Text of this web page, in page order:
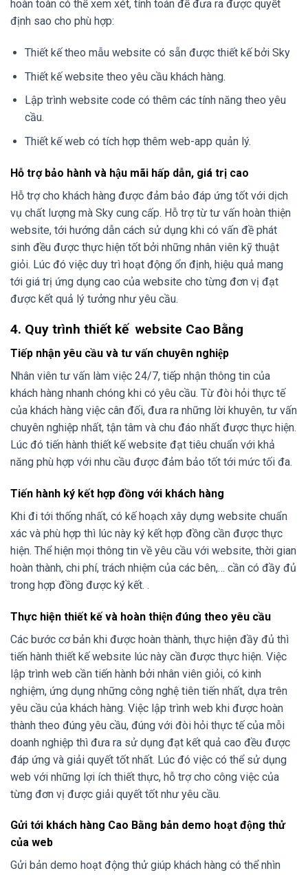
hoàn toàn có thể xem xét, tính toán để đưa ra được quyết
định sao cho phù hợp:
Thiết kế theo mẫu website có sẵn được thiết kế bởi Sky
Thiết kế website theo yêu cầu khách hàng.
Lập trình website code có thêm các tính năng theo yêu
cầu.
Thiết kế web có tích hợp thêm web-app quản lý.
Hỗ trợ bảo hành và hậu mãi hấp dẫn, giá trị cao
Hỗ trợ cho khách hàng được đảm bảo đáp ứng tốt với dịch
vụ chất lượng mà Sky cung cấp. Hỗ trợ từ tư vấn hoàn thiện
website, tới hướng dẫn cách sử dụng khi có vấn đề phát
sinh đều được thực hiện tốt bởi những nhân viên kỹ thuật
giỏi. Lúc đó việc duy trì hoạt động ổn định, hiệu quả mang
tới giá trị ứng dụng cao của website cho từng đơn vị đạt
được kết quả lý tưởng như yêu cầu.
4. Quy trình thiết kế website Cao Bằng
Tiếp nhận yêu cầu và tư vấn chuyên nghiệp
Nhân viên tư vấn làm việc 24/7, tiếp nhận thông tin của
khách hàng nhanh chóng khi có yêu cầu. Từ đòi hỏi thực tế
của khách hàng việc cân đối, đưa ra những lời khuyên, tư vấn
chuyên nghiệp nhất, tận tâm và chu đáo nhất được thực hiện.
Lúc đó tiến hành thiết kế website đạt tiêu chuẩn với khả
năng phù hợp với nhu cầu được đảm bảo tốt tới mức tối đa.
Tiến hành ký kết hợp đồng với khách hàng
Khi đi tới thống nhất, có kế hoạch xây dựng website chuẩn
xác và phù hợp thì lúc này ký kết hợp đồng cần được thực
hiện. Thể hiện mọi thông tin về yêu cầu với website, thời gian
hoàn thành, chi phí, trách nhiệm của các bên,… cần có đầy đủ
trong hợp đồng được ký kết. .
Thực hiện thiết kế và hoàn thiện đúng theo yêu cầu
Các bước cơ bản khi được hoàn thành, thực hiện đầy đủ thì
tiến hành thiết kế website lúc này cần được thực hiện. Việc
lập trình web cần tiến hành bởi nhân viên giỏi, có kinh
nghiệm, ứng dụng những công nghệ tiên tiến nhất, dựa trên
yêu cầu của khách hàng. Việc lập trình web khi được hoàn
thành theo đúng yêu cầu, đúng với đòi hỏi thực tế của mỗi
doanh nghiệp thì đưa ra sử dụng đạt kết quả cao đều được
đáp ứng và giải quyết tốt nhất. Lúc đó việc có thể sử dụng
web với những lợi ích thiết thực, hỗ trợ cho công việc của
từng đơn vị được giải quyết tốt như yêu cầu.
Gửi tới khách hàng Cao Bằng bản demo hoạt động thử
của web
Gửi bản demo hoạt động thử giúp khách hàng có thể nhìn